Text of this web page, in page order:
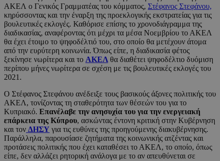
ΑΚΕΛ ο Γενικός Γραμματέας του κόμματος, Στέφανος Στεφάνου,
κηρύσσοντας και την έναρξη της προεκλογικής εκστρατείας για τις
βουλευτικές εκλογές. Καθόρισε επίσης το χρονοδιάγραμμα της
διαδικασίας, αναφέροντας ότι μέχρι τα μέσα Νοεμβρίου το ΑΚΕΛ
θα έχει έτοιμο το ψηφοδέλτιό του, στο οποίο θα μετέχουν άτομα
από την ευρύτερη κοινωνία. Όπως είπε, η διαδικασία φέτος
ξεκίνησε νωρίτερα και το ΑΚΕΛ θα διαθέτει ψηφοδέλτιο δυόμιση
περίπου μήνες νωρίτερα σε σχέση με τις βουλευτικές εκλογές του
2021.
Ο Στέφανος Στεφάνου ανέδειξε τους βασικούς άξονες πολιτικής του
ΑΚΕΛ, τονίζοντας τη σταθερότητα των θέσεών του για το
Κυπριακό. Επανέλαβε την ανησυχία του για την ενεργειακή
επάρκεια της Κύπρου, ασκώντας έντονη κριτική στην Κυβέρνηση
και τον ΔΗΣΥ για τις ευθύνες της προηγούμενης διακυβέρνησης.
Παράλληλα, παρουσίασε ζητήματα της κοινωνικής ατζέντας και
προτάσεις πολιτικής που έχει καταθέσει το ΑΚΕΛ, το οποίο, όπως
είπε, δεν αλλάζει ρητορική ανάλογα με το αν απευθύνεται σε